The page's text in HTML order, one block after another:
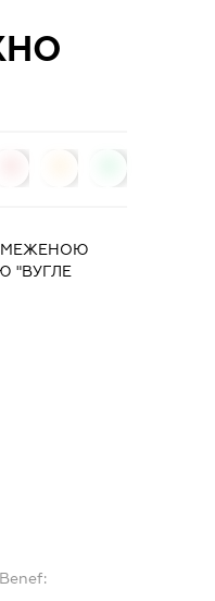
"ВУГЛЕ